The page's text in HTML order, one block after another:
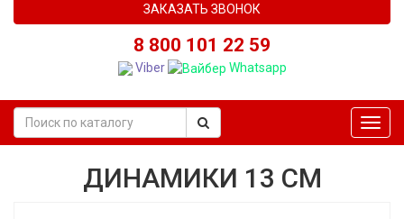
ЗАКАЗАТЬ ЗВОНОК
8 800 101 22 59
Viber Whatsapp
ДИНАМИКИ 13 СМ